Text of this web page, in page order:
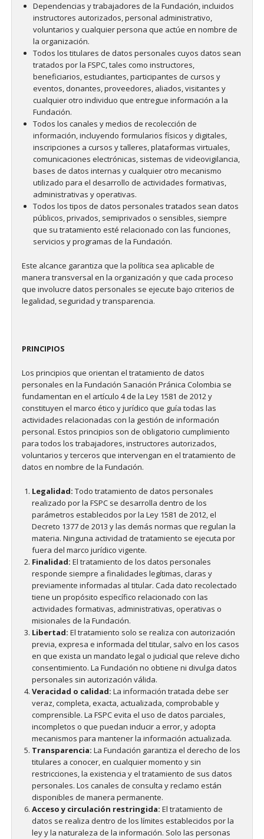
Dependencias y trabajadores de la Fundación, incluidos
instructores autorizados, personal administrativo,
voluntarios y cualquier persona que actúe en nombre de
la organización.
Todos los titulares de datos personales cuyos datos sean
tratados por la FSPC, tales como instructores,
beneficiarios, estudiantes, participantes de cursos y
eventos, donantes, proveedores, aliados, visitantes y
cualquier otro individuo que entregue información a la
Fundación.
Todos los canales y medios de recolección de
información, incluyendo formularios físicos y digitales,
inscripciones a cursos y talleres, plataformas virtuales,
comunicaciones electrónicas, sistemas de videovigilancia,
bases de datos internas y cualquier otro mecanismo
utilizado para el desarrollo de actividades formativas,
administrativas y operativas.
Todos los tipos de datos personales tratados sean datos
públicos, privados, semiprivados o sensibles, siempre
que su tratamiento esté relacionado con las funciones,
servicios y programas de la Fundación.
Este alcance garantiza que la política sea aplicable de
manera transversal en la organización y que cada proceso
que involucre datos personales se ejecute bajo criterios de
legalidad, seguridad y transparencia.
PRINCIPIOS
Los principios que orientan el tratamiento de datos
personales en la Fundación Sanación Pránica Colombia se
fundamentan en el artículo 4 de la Ley 1581 de 2012 y
constituyen el marco ético y jurídico que guía todas las
actividades relacionadas con la gestión de información
personal. Estos principios son de obligatorio cumplimiento
para todos los trabajadores, instructores autorizados,
voluntarios y terceros que intervengan en el tratamiento de
datos en nombre de la Fundación.
Legalidad:Todo tratamiento de datos personales
realizado por la FSPC se desarrolla dentro de los
parámetros establecidos por la Ley 1581 de 2012, el
Decreto 1377 de 2013 y las demás normas que regulan la
materia. Ninguna actividad de tratamiento se ejecuta por
fuera del marco jurídico vigente.
Finalidad:El tratamiento de los datos personales
responde siempre a finalidades legítimas, claras y
previamente informadas al titular. Cada dato recolectado
tiene un propósito específico relacionado con las
actividades formativas, administrativas, operativas o
misionales de la Fundación.
Libertad: El tratamiento solo se realiza con autorización
previa, expresa e informada del titular, salvo en los casos
en que exista un mandato legal o judicial que releve dicho
consentimiento. La Fundación no obtiene ni divulga datos
personales sin autorización válida.
Veracidad o calidad: La información tratada debe ser
veraz, completa, exacta, actualizada, comprobable y
comprensible. La FSPC evita el uso de datos parciales,
incompletos o que puedan inducir a error, y adopta
mecanismos para mantener la información actualizada.
Transparencia: La Fundación garantiza el derecho de los
titulares a conocer, en cualquier momento y sin
restricciones, la existencia y el tratamiento de sus datos
personales. Los canales de consulta y reclamo están
disponibles de manera permanente.
Acceso y circulación restringida: El tratamiento de
datos se realiza dentro de los límites establecidos por la
ley y la naturaleza de la información. Solo las personas